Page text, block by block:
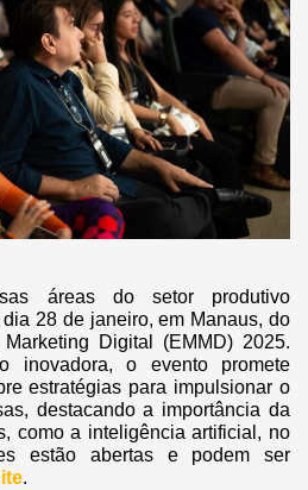
áreas do setor produtivo
28 de janeiro, em Manaus, do
Digital (EMMD) 2025.
inovadora, o evento promete
estratégias para impulsionar o
destacando a importância da
como a inteligência artificial, no
estão abertas e podem ser
.